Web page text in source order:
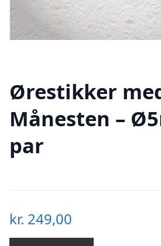
Ørestikker
Månesten –
par
kr. 249,00